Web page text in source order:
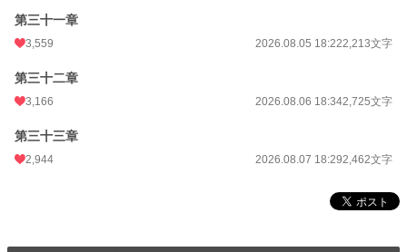
第三十一章
3,559 2026.08.05 18:222,213文字
第三十二章
3,166 2026.08.06 18:342,725文字
第三十三章
2,944 2026.08.07 18:292,462文字